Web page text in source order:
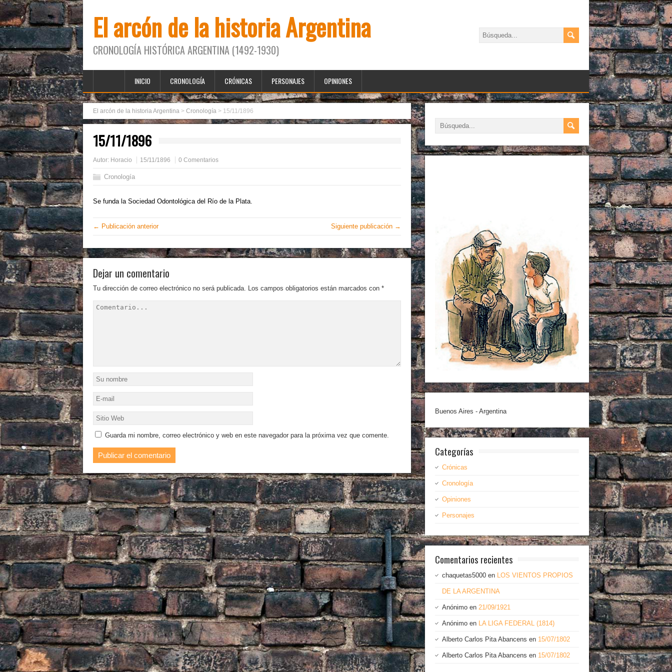
El arcón de la historia Argentina
CRONOLOGÍA HISTÓRICA ARGENTINA (1492-1930)
INICIO CRONOLOGÍA CRÓNICAS PERSONAJES OPINIONES
El arcón de la historia Argentina > Cronología > 15/11/1896
15/11/1896
Autor: Horacio 15/11/1896 0 Comentarios
Cronología
Se funda la Sociedad Odontológica del Río de la Plata.
← Publicación anterior Siguiente publicación →
Dejar un comentario
Tu dirección de correo electrónico no será publicada. Los campos obligatorios están marcados con *
Guarda mi nombre, correo electrónico y web en este navegador para la próxima vez que comente.
Buenos Aires - Argentina
Categorías
Crónicas
Cronología
Opiniones
Personajes
Comentarios recientes
chaquetas5000 en LOS VIENTOS PROPIOS
DE LA ARGENTINA
Anónimo en 21/09/1921
Anónimo en LA LIGA FEDERAL (1814)
Alberto Carlos Pita Abancens en 15/07/1802
Alberto Carlos Pita Abancens en 15/07/1802